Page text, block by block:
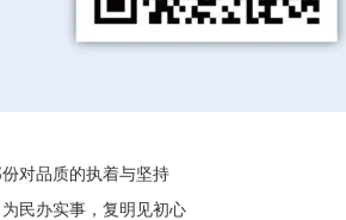
对品质的执着与坚持
民办实事，复明见初心